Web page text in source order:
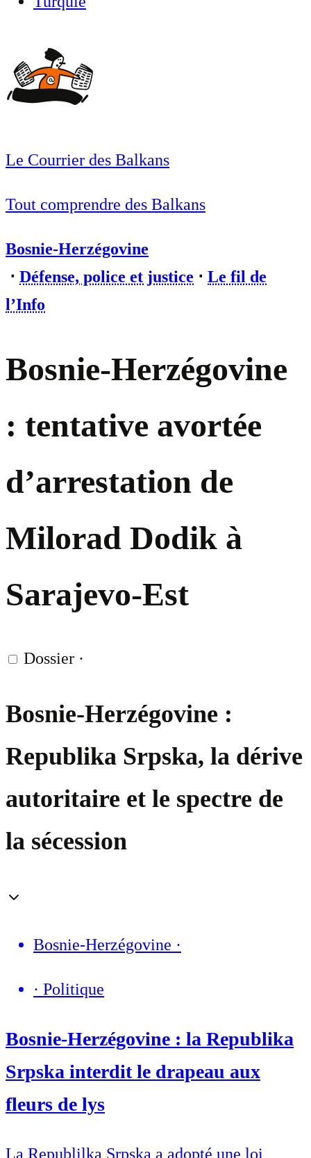
Le Courrier des Balkans
Tout comprendre des Balkans
Bosnie-Herzégovine
⋅ Défense, police et justice ⋅ Le fil de
l’Info
Bosnie-Herzégovine
: tentative avortée
d’arrestation de
Milorad Dodik à
Sarajevo-Est
Dossier ·
Bosnie-Herzégovine :
Republika Srpska, la dérive
autoritaire et le spectre de
la sécession
Bosnie-Herzégovine ·
· Politique
Bosnie-Herzégovine : la Republika
Srpska interdit le drapeau aux
fleurs de lys
La Republilka Srpska a adopté une loi